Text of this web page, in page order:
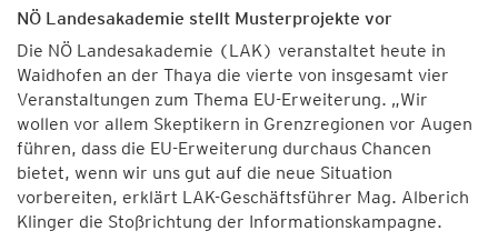
NÖ Landesakademie stellt Musterprojekte vor
Die NÖ Landesakademie (LAK) veranstaltet heute in
Waidhofen an der Thaya die vierte von insgesamt vier
Veranstaltungen zum Thema EU-Erweiterung. „Wir
wollen vor allem Skeptikern in Grenzregionen vor Augen
führen, dass die EU-Erweiterung durchaus Chancen
bietet, wenn wir uns gut auf die neue Situation
vorbereiten, erklärt LAK-Geschäftsführer Mag. Alberich
Klinger die Stoßrichtung der Informationskampagne.